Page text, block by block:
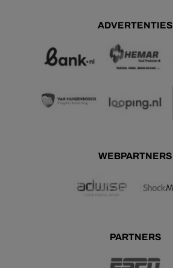
ADVERTENTIES
WEBPARTNERS
PARTNERS